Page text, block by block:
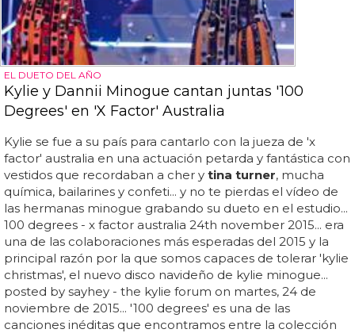
EL DUETO DEL AÑO
Kylie y Dannii Minogue cantan juntas '100
Degrees' en 'X Factor' Australia
Kylie se fue a su país para cantarlo con la jueza de 'x
factor' australia en una actuación petarda y fantástica con
vestidos que recordaban a cher y tina turner, mucha
química, bailarines y confeti... y no te pierdas el vídeo de
las hermanas minogue grabando su dueto en el estudio...
100 degrees - x factor australia 24th november 2015... era
una de las colaboraciones más esperadas del 2015 y la
principal razón por la que somos capaces de tolerar 'kylie
christmas', el nuevo disco navideño de kylie minogue...
posted by sayhey - the kylie forum on martes, 24 de
noviembre de 2015... '100 degrees' es una de las
canciones inéditas que encontramos entre la colección